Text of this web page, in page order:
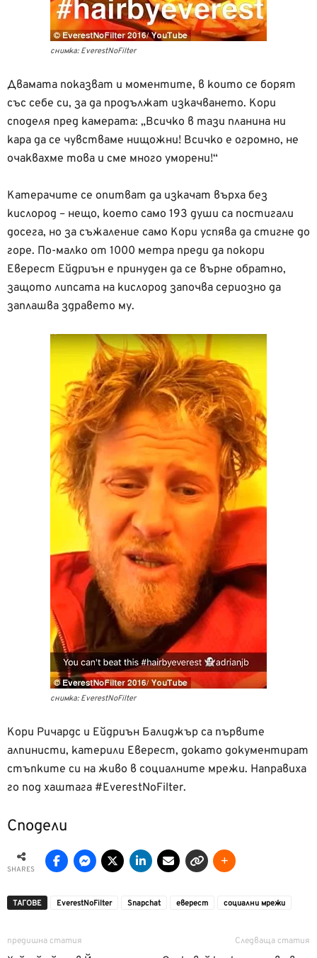
снимка: EverestNoFilter
Двамата показват и моментите, в които се борят
със себе си, за да продължат изкачването. Кори
споделя пред камерата: „Всичко в тази планина ни
кара да се чувстваме нищожни! Всичко е огромно, не
очаквахме това и сме много уморени!“
Катерачите се опитват да изкачат върха без
кислород – нещо, което само 193 души са постигали
досега, но за съжаление само Кори успява да стигне до
горе. По-малко от 1000 метра преди да покори
Еверест Ейдриън е принуден да се върне обратно,
защото липсата на кислород започва сериозно да
заплашва здравето му.
снимка: EverestNoFilter
Кори Ричардс и Ейдриън Балиджър са първите
алпинисти, катерили Еверест, докато документират
стъпките си на живо в социалните мрежи. Направиха
го под хаштага #EverestNoFilter.
Сподели
SHARES
ТАГОВЕ EverestNoFilter Snapchat еверест социални мрежи
предишна статия Следваща статия